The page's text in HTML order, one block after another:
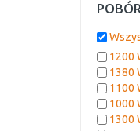
1200
1380
1100
1000
1300